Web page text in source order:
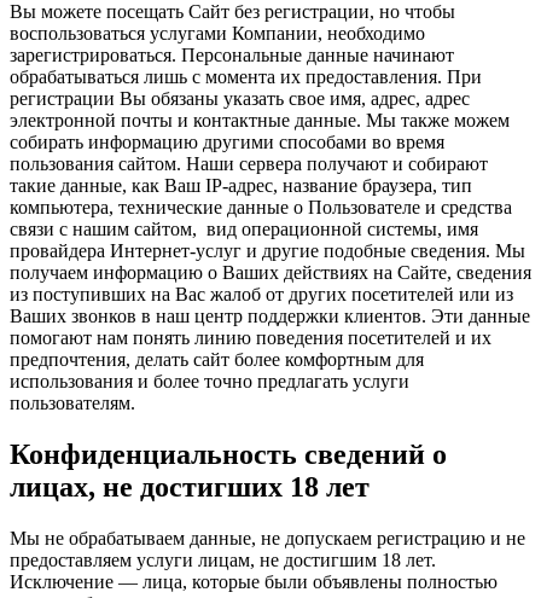
Вы можете посещать Сайт без регистрации, но чтобы
воспользоваться услугами Компании, необходимо
зарегистрироваться. Персональные данные начинают
обрабатываться лишь с момента их предоставления. При
регистрации Вы обязаны указать свое имя, адрес, адрес
электронной почты и контактные данные. Мы также можем
собирать информацию другими способами во время
пользования сайтом. Наши сервера получают и собирают
такие данные, как Ваш IP-адрес, название браузера, тип
компьютера, технические данные о Пользователе и средства
связи с нашим сайтом, вид операционной системы, имя
провайдера Интернет-услуг и другие подобные сведения. Мы
получаем информацию о Ваших действиях на Сайте, сведения
из поступивших на Вас жалоб от других посетителей или из
Ваших звонков в наш центр поддержки клиентов. Эти данные
помогают нам понять линию поведения посетителей и их
предпочтения, делать сайт более комфортным для
использования и более точно предлагать услуги
пользователям.
Конфиденциальность сведений о
лицах, не достигших 18 лет
Мы не обрабатываем данные, не допускаем регистрацию и не
предоставляем услуги лицам, не достигшим 18 лет.
Исключение — лица, которые были объявлены полностью